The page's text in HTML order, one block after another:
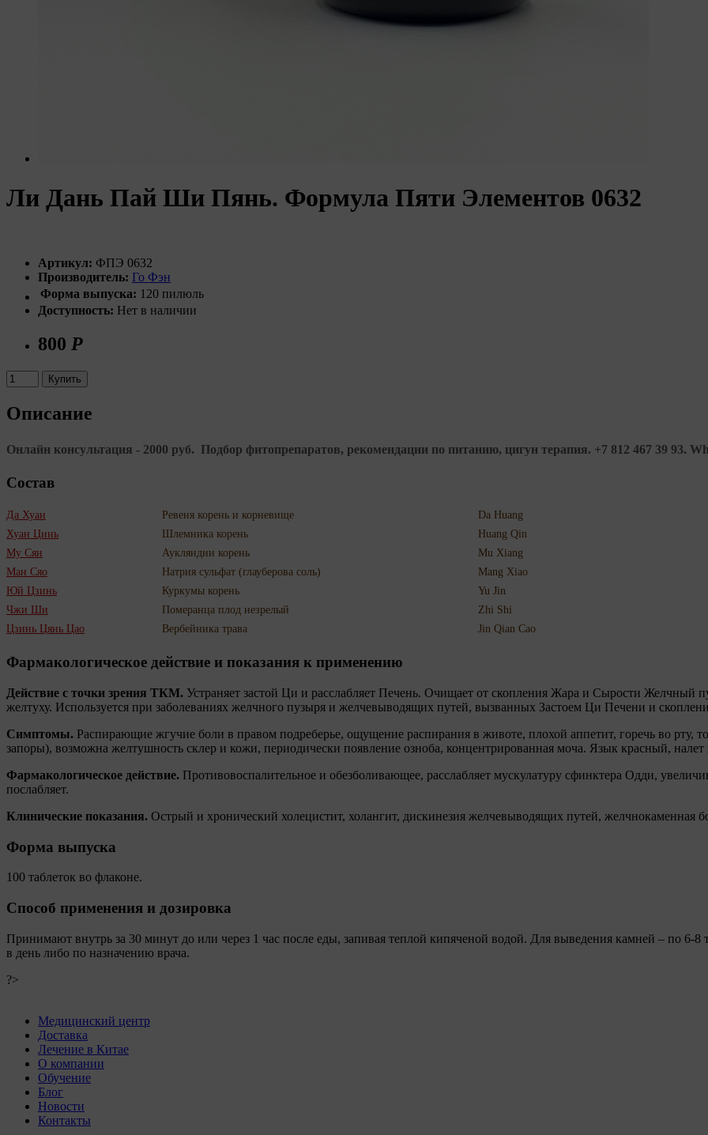
Ли Дань Пай Ши Пянь. Формула Пяти Элементов 0632
Артикул: ФПЭ 0632
Производитель: Го Фэн
Форма выпуска: 120 пилюль
Доступность: Нет в наличии
800 Р
Купить
Описание
Онлайн консультация - 2000 руб. Подбор фитопрепаратов, рекомендации по питанию, цигун терапия. +7 812 467 39 93.
Состав
Да Хуан Ревеня корень и корневище
Da Huang
Хуан Цинь
Шлемника корень
Huang Qin
Му Сян
Аукляндии корень
Mu Xiang
Ман Сяо
Натрия сульфат (глауберова соль)
Mang Xiao
Юй Цзинь
Куркумы корень
Yu Jin
Чжи Ши
Померанца плод незрелый
Zhi Shi
Цзинь Цянь Цао
Вербейника трава Jin Qian Cao
Фармакологическое действие и показания к применению
Действие с точки зрения ТКМ. Устраняет застой Ци и расслабляет Печень. Очищает от скопления Жара и Сырости Желчный
желтуху. Используется при заболеваниях желчного пузыря и желчевыводящих путей, вызванных Застоем Ци Печени и
Симптомы. Распирающие жгучие боли в правом подреберье, ощущение распирания в животе, плохой аппетит, горечь во рту,
запоры), возможна желтушность склер и кожи, периодически появление озноба, концентрированная моча. Язык красный,
Фармакологическое действие. Противовоспалительное и обезболивающее, расслабляет мускулатуру сфинктера Одди,
послабляет.
Клинические показания. Острый и хронический холецистит, холангит, дискинезия желчевыводящих путей, желчнокаменная
Форма выпуска
100 таблеток во флаконе.
Способ применения и дозировка
Принимают внутрь за 30 минут до или через 1 час после еды, запивая теплой кипяченой водой. Для выведения камней – по 6-8
в день либо по назначению врача.
?>
Медицинский центр
Доставка
Лечение в Китае
О компании
Обучение
Блог
Новости
Контакты